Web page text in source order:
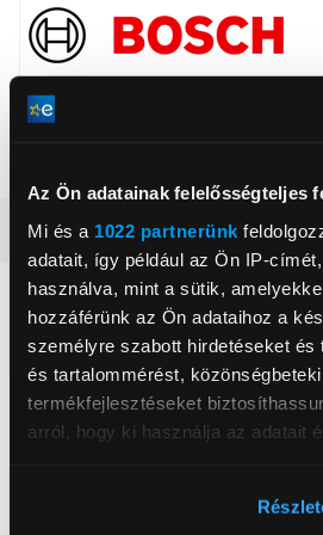
Az Ön adatainak felelősségteljes
Mi és a 1022 partnerünk
adatait, így például az Ön IP-
használva, mint a sütik,
hozzáférünk az Ön adataihoz a
személyre szabott hirdetéseket és
és tartalommérést,
termékfejlesztéseket
arról, hogy ki használja az adatait
BSH Hausgeräte GmbH
www.bsh-group.com
Részletes ismertető
Neked